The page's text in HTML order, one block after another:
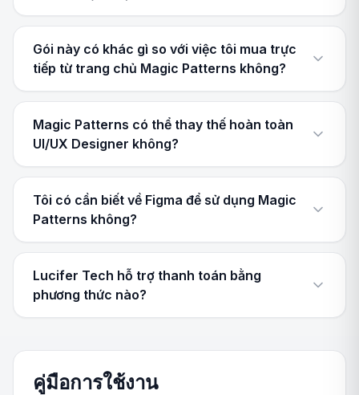
Gói này có khác gì so với việc tôi mua trực
tiếp từ trang chủ Magic Patterns không?
Magic Patterns có thể thay thế hoàn toàn
UI/UX Designer không?
Tôi có cần biết về Figma để sử dụng Magic
Patterns không?
Lucifer Tech hỗ trợ thanh toán bằng
phương thức nào?
คู่มือการใช้งาน